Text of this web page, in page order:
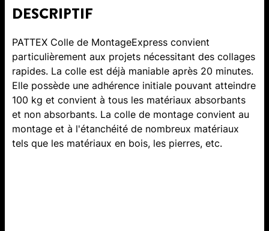
DESCRIPTIF
PATTEX Colle de MontageExpress convient
particulièrement aux projets nécessitant des collages
rapides. La colle est déjà maniable après 20 minutes.
Elle possède une adhérence initiale pouvant atteindre
100 kg et convient à tous les matériaux absorbants
et non absorbants. La colle de montage convient au
montage et à l'étanchéité de nombreux matériaux
tels que les matériaux en bois, les pierres, etc.